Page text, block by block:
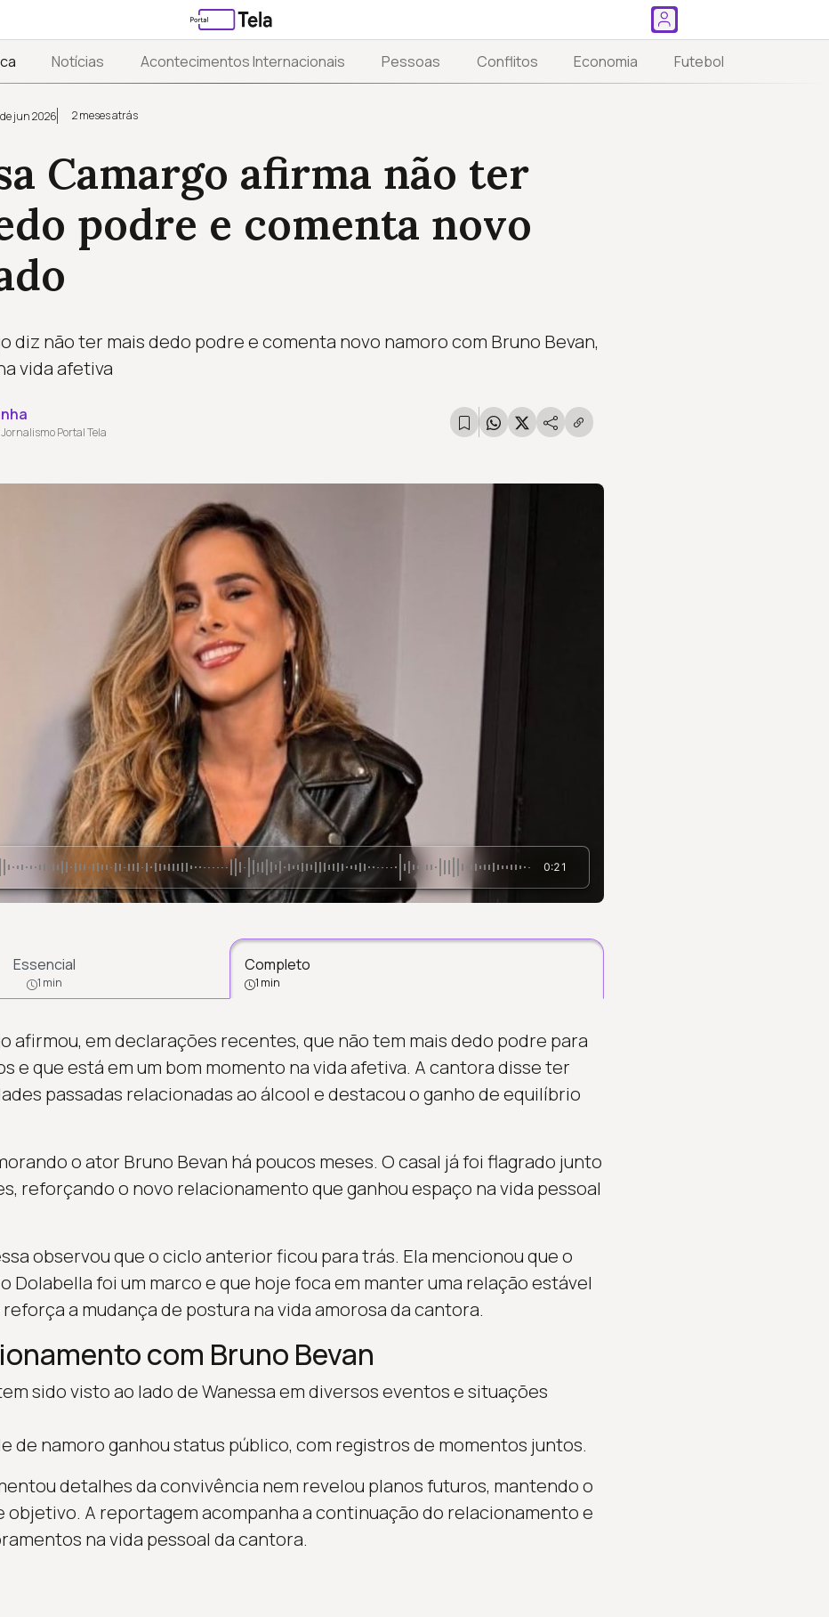
Notícias Acontecimentos Internacionais Pessoas Conflitos Economia Futebol
jun 2026 2 meses atrás
Camargo afirma não ter
podre e comenta novo
diz não ter mais dedo podre e comenta novo namoro com Bruno Bevan,
vida afetiva
Portal Tela
0:21
Essencial
1 min
Completo
1 min
afirmou, em declarações recentes, que não tem mais dedo podre para
e que está em um bom momento na vida afetiva. A cantora disse ter
passadas relacionadas ao álcool e destacou o ganho de equilíbrio
o ator Bruno Bevan há poucos meses. O casal já foi flagrado junto
reforçando o novo relacionamento que ganhou espaço na vida pessoal
observou que o ciclo anterior ficou para trás. Ela mencionou que o
Dolabella foi um marco e que hoje foca em manter uma relação estável
reforça a mudança de postura na vida amorosa da cantora.
com Bruno Bevan
sido visto ao lado de Wanessa em diversos eventos e situações
de namoro ganhou status público, com registros de momentos juntos.
detalhes da convivência nem revelou planos futuros, mantendo o
A reportagem acompanha a continuação do relacionamento e
na vida pessoal da cantora.